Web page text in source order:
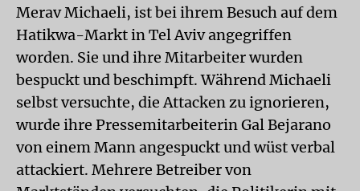
Merav Michaeli, ist bei ihrem Besuch auf dem
Hatikwa-Markt in Tel Aviv angegriffen
worden. Sie und ihre Mitarbeiter wurden
bespuckt und beschimpft. Während Michaeli
selbst versuchte, die Attacken zu ignorieren,
wurde ihre Pressemitarbeiterin Gal Bejarano
von einem Mann angespuckt und wüst verbal
attackiert. Mehrere Betreiber von